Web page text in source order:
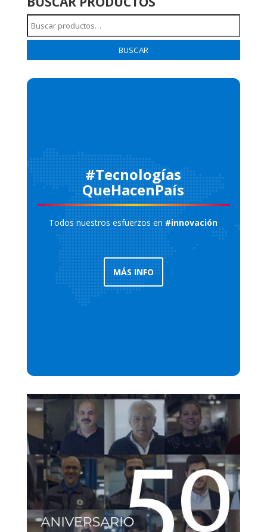
Buscar
por:
BUSCAR
#Tecnologías
QueHacenPaís
Todos nuestros esfuerzos en #innovación
MÁS INFO